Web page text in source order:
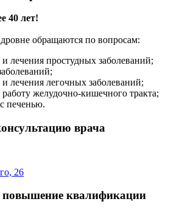
40 лет!
обращаются по вопросам:
лечения простудных заболеваний;
лечения легочных заболеваний;
желудочно-кишечного тракта;
печенью.
врача
26
повышение квалификации